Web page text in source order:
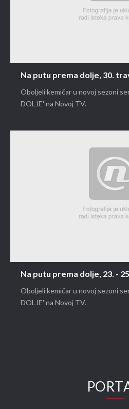
Na putu prema dolje, 30.
Oboljeli kemičar u novoj sezoni
DOLJE' na Novoj TV.
Na putu prema dolje, 23. -
Oboljeli kemičar u novoj sezoni
DOLJE' na Novoj TV.